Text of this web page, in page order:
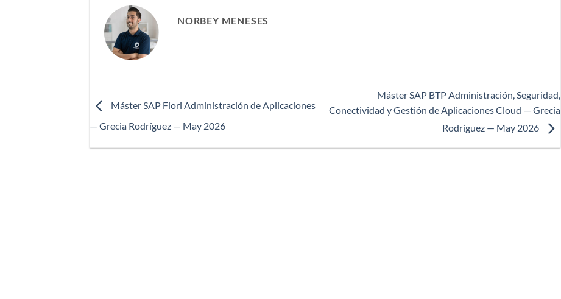
NORBEY MENESES
Máster SAP Fiori Administración de Aplicaciones
— Grecia Rodríguez — May 2026
Máster SAP BTP Administración, Seguridad,
Conectividad y Gestión de Aplicaciones Cloud — Grecia
Rodríguez — May 2026